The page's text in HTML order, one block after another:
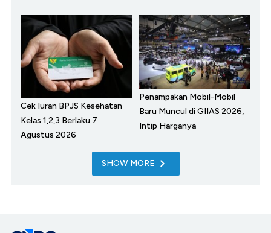
Cek Iuran BPJS Kesehatan
Kelas 1,2,3 Berlaku 7
Agustus 2026
Penampakan Mobil-Mobil
Baru Muncul di GIIAS 2026,
Intip Harganya
SHOW MORE